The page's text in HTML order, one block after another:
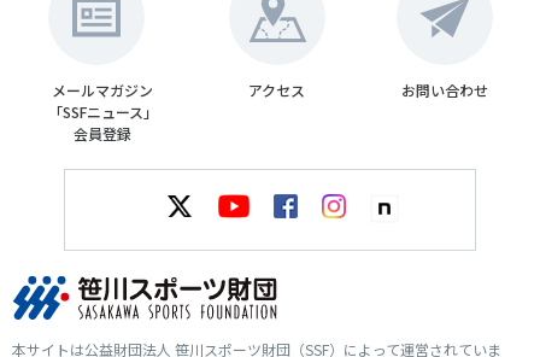
メールマガジン
「SSFニュース」
会員登録
アクセス お問い合わせ
本サイトは公益財団法人 笹川スポーツ財団（SSF）によって運営されていま